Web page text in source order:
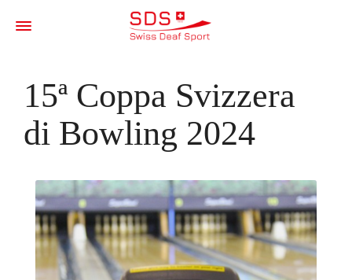
15ª Coppa Svizzera
di Bowling 2024